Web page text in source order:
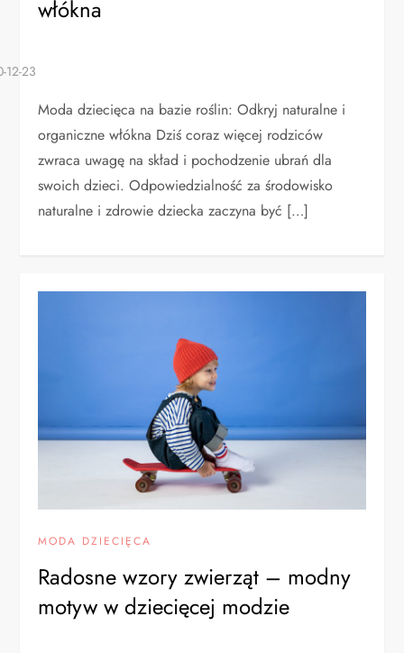
włókna
Moda dziecięca na bazie roślin: Odkryj naturalne i
organiczne włókna Dziś coraz więcej rodziców
zwraca uwagę na skład i pochodzenie ubrań dla
swoich dzieci. Odpowiedzialność za środowisko
naturalne i zdrowie dziecka zaczyna być […]
MODA DZIECIĘCA
Radosne wzory zwierząt – modny
motyw w dziecięcej modzie